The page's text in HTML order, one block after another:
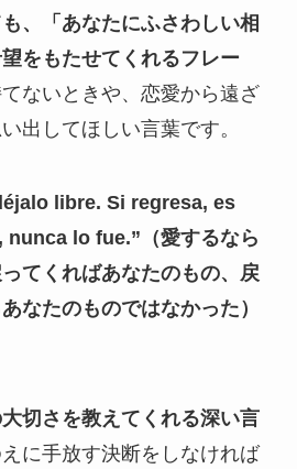
、「あなたにふさわしい相
をもたせてくれるフレー
ないときや、恋愛から遠ざ
出してほしい言葉です。
libre. Si regresa, es
lo fue.”（愛するなら
てくればあなたのもの、戻
なたのものではなかった）
切さを教えてくれる深い言
に手放す決断をしなければ